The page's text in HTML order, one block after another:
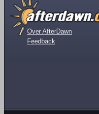
Over AfterDawn
Feedback